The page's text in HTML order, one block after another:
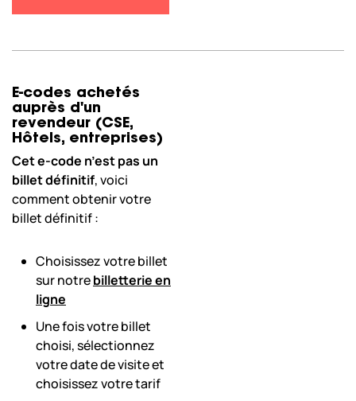
E-codes achetés
auprès d'un
revendeur (CSE,
Hôtels, entreprises)
Cet e-code n’est pas un
billet définitif, voici
comment obtenir votre
billet définitif :
Choisissez votre billet
sur notrebilletterie en
ligne
Une fois votre billet
choisi, sélectionnez
votre date de visite et
choisissez votre tarif